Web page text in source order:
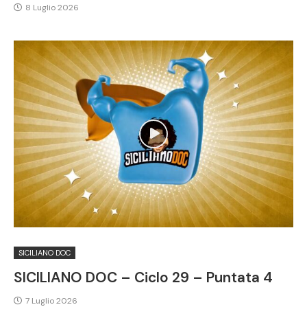
8 Luglio 2026
SICILIANO DOC
SICILIANO DOC – Ciclo 29 – Puntata 4
7 Luglio 2026